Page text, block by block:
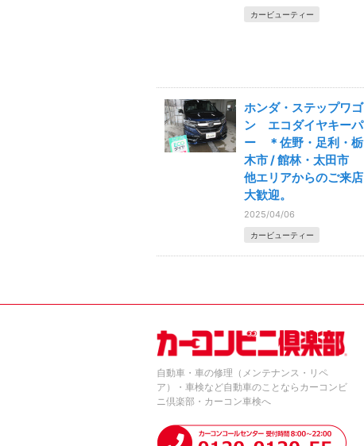
カービューティー
ホンダ・ステップワゴ
ン エコダイヤキーパ
ー ＊佐野・足利・栃
木市 / 館林・太田市
他エリアからのご来店
大歓迎。
2025/04/06
カービューティー
自動車・車の修理（メンテナンス・リペ
ア）・車検など自動車のことならカーコンビ
ニ倶楽部・カーコン車検へ